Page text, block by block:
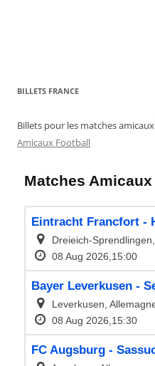
BILLETS FRANCE
Billets pour les matches amicaux
Amicaux Football